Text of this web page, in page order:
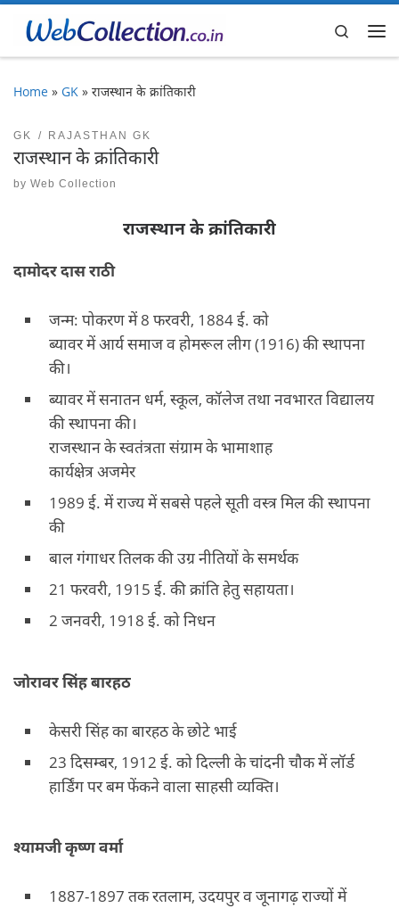
Skip to content
Search
Home » GK » राजस्थान के क्रांतिकारी
GK RAJASTHAN GK
राजस्थान के क्रांतिकारी
by Web Collection
राजस्थान के क्रांतिकारी
दामोदर दास राठी
जन्म: पोकरण में 8 फरवरी, 1884 ई. को
ब्यावर में आर्य समाज व होमरूल लीग (1916) की स्थापना
की।
ब्यावर में सनातन धर्म, स्कूल, कॉलेज तथा नवभारत विद्यालय
की स्थापना की।
राजस्थान के स्वतंत्रता संग्राम के भामाशाह
कार्यक्षेत्र अजमेर
1989 ई. में राज्य में सबसे पहले सूती वस्त्र मिल की स्थापना
की
बाल गंगाधर तिलक की उग्र नीतियों के समर्थक
21 फरवरी, 1915 ई. की क्रांति हेतु सहायता।
2 जनवरी, 1918 ई. को निधन
जोरावर सिंह बारहठ
केसरी सिंह का बारहठ के छोटे भाई
23 दिसम्बर, 1912 ई. को दिल्ली के चांदनी चौक में लॉर्ड
हार्डिंग पर बम फेंकने वाला साहसी व्यक्ति।
श्यामजी कृष्ण वर्मा
1887-1897 तक रतलाम, उदयपुर व जूनागढ़ राज्यों में